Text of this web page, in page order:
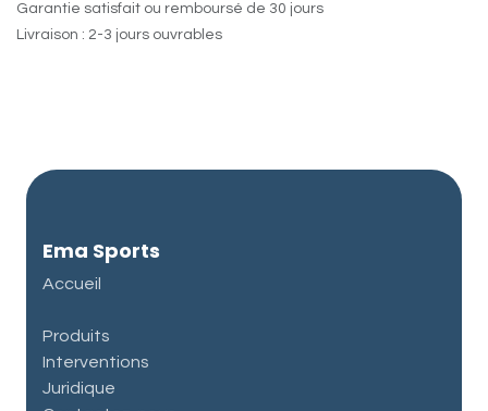
Garantie satisfait ou remboursé de 30 jours
Livraison : 2-3 jours ouvrables
Ema Sports
Accueil
Produits
Interventions
Juridique